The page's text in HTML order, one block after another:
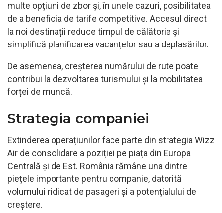
multe opțiuni de zbor și, în unele cazuri, posibilitatea
de a beneficia de tarife competitive. Accesul direct
la noi destinații reduce timpul de călătorie și
simplifică planificarea vacanțelor sau a deplasărilor.
De asemenea, creșterea numărului de rute poate
contribui la dezvoltarea turismului și la mobilitatea
forței de muncă.
Strategia companiei
Extinderea operațiunilor face parte din strategia Wizz
Air de consolidare a poziției pe piața din Europa
Centrală și de Est. România rămâne una dintre
piețele importante pentru companie, datorită
volumului ridicat de pasageri și a potențialului de
creștere.